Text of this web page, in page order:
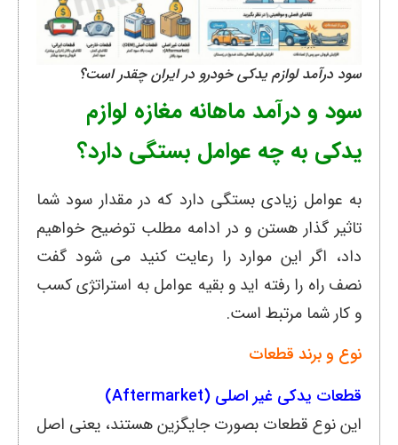
سود درآمد لوازم یدکی خودرو در ایران چقدر است؟
سود و درآمد ماهانه مغازه لوازم
یدکی به چه عوامل بستگی دارد؟
به عوامل زیادی بستگی دارد که در مقدار سود شما
تاثیر گذار هستن و در ادامه مطلب توضیح خواهیم
داد، اگر این موارد را رعایت کنید می شود گفت
نصف راه را رفته اید و بقیه عوامل به استراتژی کسب
و کار شما مرتبط است.
نوع و برند قطعات
قطعات یدکی غیر اصلی (Aftermarket)
این نوع قطعات بصورت جایگزین هستند، یعنی اصل